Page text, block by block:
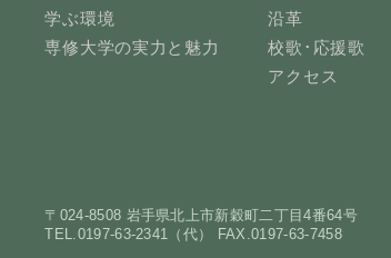
学ぶ環境
専修大学の実力と魅力
沿革
校歌･応援歌
アクセス
〒024-8508 岩手県北上市新穀町二丁目4番64号
TEL.0197-63-2341（代） FAX.0197-63-7458